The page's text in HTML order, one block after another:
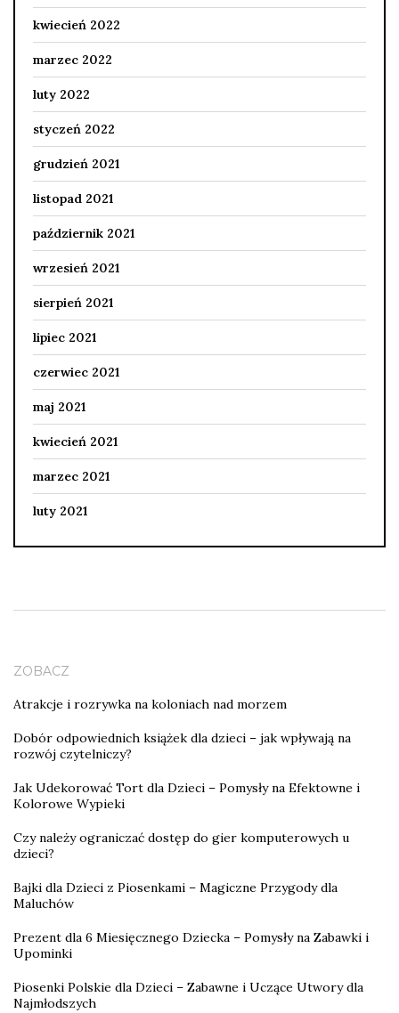
kwiecień 2022
marzec 2022
luty 2022
styczeń 2022
grudzień 2021
listopad 2021
październik 2021
wrzesień 2021
sierpień 2021
lipiec 2021
czerwiec 2021
maj 2021
kwiecień 2021
marzec 2021
luty 2021
ZOBACZ
Atrakcje i rozrywka na koloniach nad morzem
Dobór odpowiednich książek dla dzieci – jak wpływają na
rozwój czytelniczy?
Jak Udekorować Tort dla Dzieci – Pomysły na Efektowne i
Kolorowe Wypieki
Czy należy ograniczać dostęp do gier komputerowych u
dzieci?
Bajki dla Dzieci z Piosenkami – Magiczne Przygody dla
Maluchów
Prezent dla 6 Miesięcznego Dziecka – Pomysły na Zabawki i
Upominki
Piosenki Polskie dla Dzieci – Zabawne i Uczące Utwory dla
Najmłodszych